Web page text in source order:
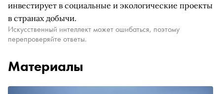
инвестирует в социальные и экологические проекты
в странах добычи.
Искусственный интеллект может ошибаться, поэтому
перепроверяйте ответы.
Материалы